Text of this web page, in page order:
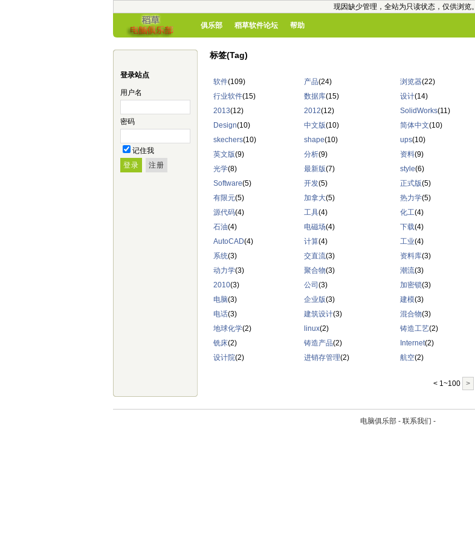
现因缺少管理，全站为只读状态，仅供浏览。
俱乐部 稻草软件论坛 帮助
登录站点
用户名
密码
记住我
标签(Tag)
软件(109) 产品(24) 浏览器(22)
行业软件(15) 数据库(15) 设计(14)
2013(12) 2012(12) SolidWorks(11)
Design(10) 中文版(10) 简体中文(10)
skechers(10) shape(10) ups(10)
英文版(9) 分析(9) 资料(9)
光学(8) 最新版(7) style(6)
Software(5) 开发(5) 正式版(5)
有限元(5) 加拿大(5) 热力学(5)
源代码(4) 工具(4) 化工(4)
石油(4) 电磁场(4) 下载(4)
AutoCAD(4) 计算(4) 工业(4)
系统(3) 交直流(3) 资料库(3)
动力学(3) 聚合物(3) 潮流(3)
2010(3) 公司 (3) 加密锁(3)
电脑(3) 企业版(3) 建模(3)
电话(3) 建筑设计(3) 混合物(3)
地球化学(2) linux(2) 铸造工艺(2)
铣床(2) 铸造产品(2) Internet(2)
设计院(2) 进销存管理(2) 航空(2)
< 1~100 >
电脑俱乐部 - 联系我们 -